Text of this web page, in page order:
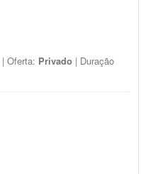
| Oferta: Privado | Duração